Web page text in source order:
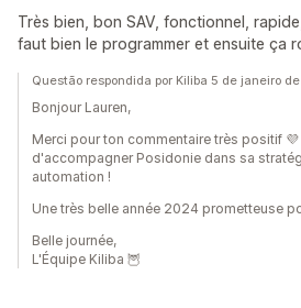
Très bien, bon SAV, fonctionnel,
faut bien le programmer et ensuite ça
Questão respondida por Kiliba 5 de janeiro
Bonjour Lauren,
Merci pour ton commentaire très positif
d'accompagner Posidonie dans sa
automation !
Une très belle année 2024 prometteuse
Belle journée,
L'Équipe Kiliba 🦉